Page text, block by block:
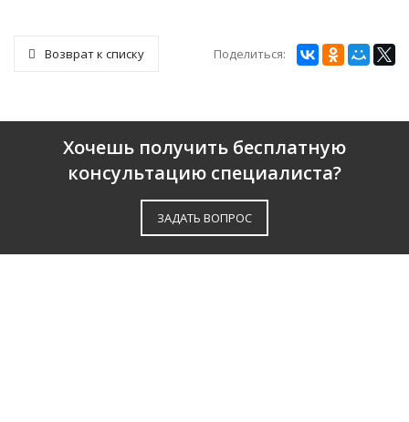
Возврат к списку Поделиться:
Хочешь получить бесплатную
консультацию специалиста?
ЗАДАТЬ ВОПРОС